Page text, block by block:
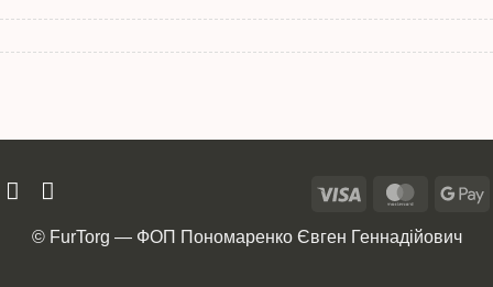
© FurTorg — ФОП Пономаренко Євген Геннадійович